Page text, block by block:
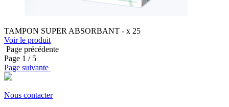
TAMPON SUPER ABSORBANT - x 25
Voir le produit
Page précédente
Page 1 / 5
Page suivante
Nous contacter